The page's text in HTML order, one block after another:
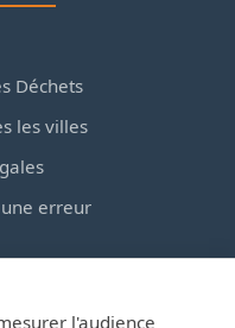
Déchets
les villes
erreur
l'audience